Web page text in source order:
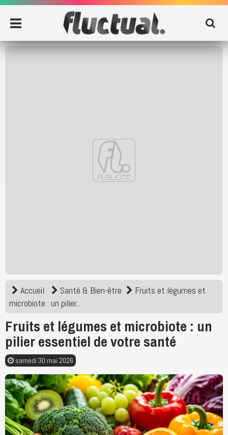
Accueil Santé & Bien-être
Fruits et légumes et
microbiote : un pilier...
Fruits et légumes et microbiote : un
pilier essentiel de votre santé
samedi 30 mai 2026